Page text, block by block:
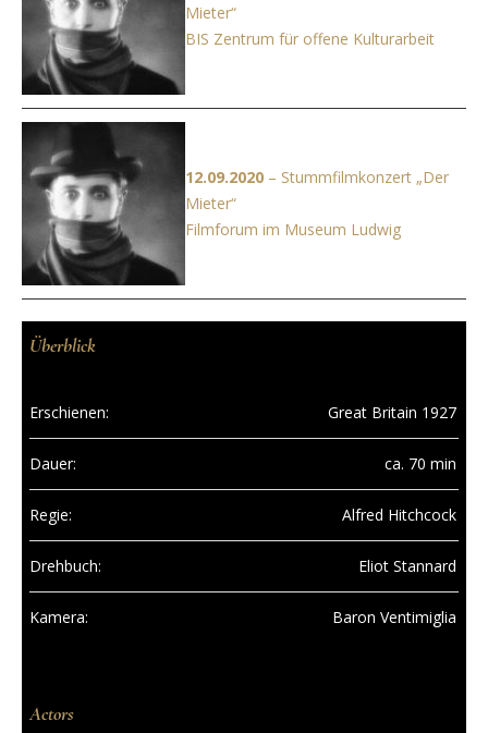
Mieter“
BIS Zentrum für offene Kulturarbeit
12.09.2020 – Stummfilmkonzert „Der
Mieter“
Filmforum im Museum Ludwig
Überblick
Erschienen: Great Britain 1927
Dauer: ca. 70 min
Regie: Alfred Hitchcock
Drehbuch: Eliot Stannard
Kamera: Baron Ventimiglia
Actors